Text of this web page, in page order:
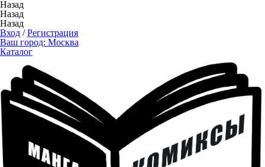
Назад
Назад
Назад
Вход /Регистрация
Ваш город: Москва
Каталог